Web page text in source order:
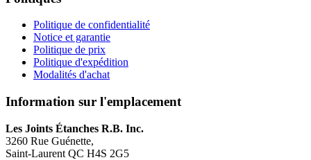
Politique de confidentialité
Notice et garantie
Politique de prix
Politique d'expédition
Modalités d'achat
Information sur l'emplacement
Les Joints Étanches R.B. Inc.
3260 Rue Guénette,
Saint-Laurent QC H4S 2G5